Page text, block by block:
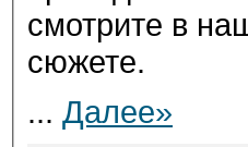
смотрите в
сюжете.
... Далее»